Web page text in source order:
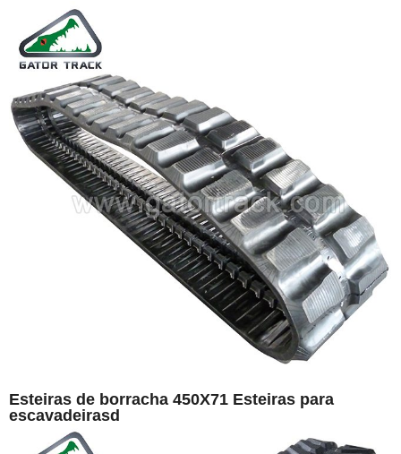
Esteiras de borracha 450X71 Esteiras para
escavadeirasd